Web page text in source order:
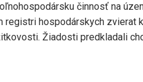
činnosť na
registri hospodárskych zvierat
Žiadosti predkladali